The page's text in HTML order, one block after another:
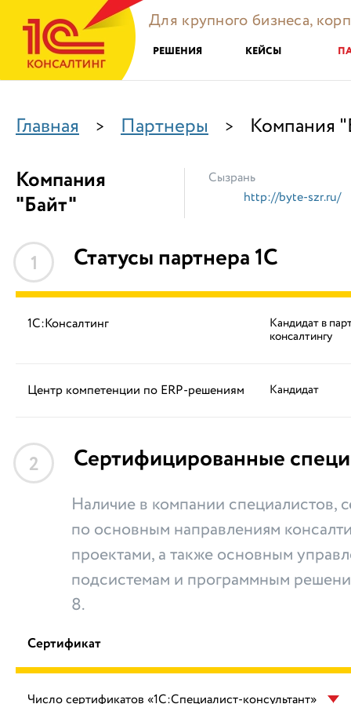
Для крупного бизнеса,
РЕШЕНИЯ КЕЙСЫ
Главная > Партнеры > Компания
Компания
"Байт"
Сызрань
http://byte-szr.ru/
1 Статусы партнера 1С
1С:Консалтинг Кандидат в
консалтингу
Центр компетенции по ERP-решениям Кандидат
2 Сертифицированные
Наличие в компании специалистов,
по основным направлениям
проектами, а также основным
подсистемам и программным
8.
Сертификат
Число сертификатов «1С:Специалист-консультант»